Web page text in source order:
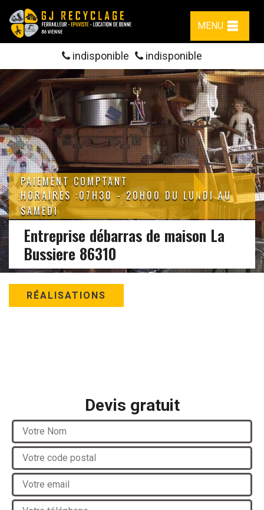
MENU
indisponible indisponible
PAIEMENT COMPTANT
HORAIRES :07H30 - 20H00 DU LUNDI AU
SAMEDI
Entreprise débarras de maison La
Bussiere 86310
RÉALISATIONS
Devis gratuit